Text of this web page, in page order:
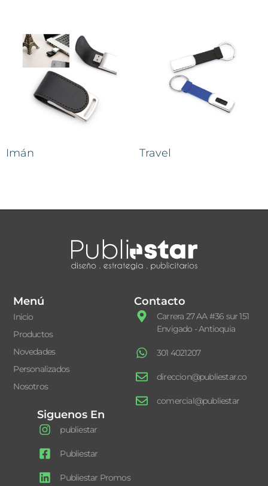
Imán Travel
Menú
Inicio
Productos
Novedades
Personalizados
Nosotros
Contacto
Carrera 27 AA #36 sur 151
Envigado - Antioquia
301 4021207
direccion@publiestar.co
comercial@publiestar
Siguenos En
publiestar
Publiestar
Publiestar Promos